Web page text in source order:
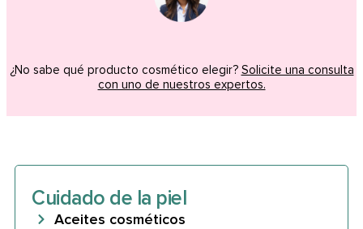
¿No sabe qué producto cosmético elegir? Solicite una consulta
con uno de nuestros expertos.
Cuidado de la piel
Aceites cosméticos